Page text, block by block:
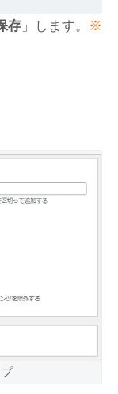
存 」します。
※